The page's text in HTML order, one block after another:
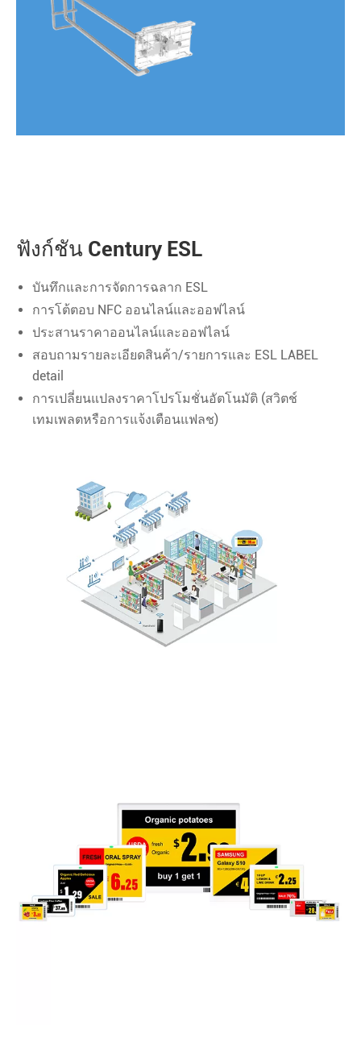
ฟังก์ชัน Century ESL
บันทึกและการจัดการฉลาก ESL
การโต้ตอบ NFC ออนไลน์และออฟไลน์
ประสานราคาออนไลน์และออฟไลน์
สอบถามรายละเอียดสินค้า/รายการและ ESL LABEL
detail
การเปลี่ยนแปลงราคาโปรโมชั่นอัตโนมัติ (สวิตช์
เทมเพลตหรือการแจ้งเตือนแฟลช)